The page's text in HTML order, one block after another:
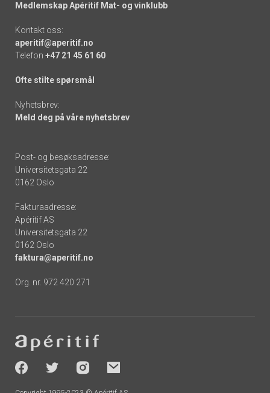
Medlemskap Apéritif Mat- og vinklubb
Kontakt oss:
aperitif@aperitif.no
Telefon +47 21 45 61 60
Ofte stilte spørsmål
Nyhetsbrev:
Meld deg på våre nyhetsbrev
Post- og besøksadresse:
Universitetsgata 22
0162 Oslo
Fakturaadresse:
Apéritif AS
Universitetsgata 22
0162 Oslo
faktura@aperitif.no
Org. nr. 972 420 271
-
socials